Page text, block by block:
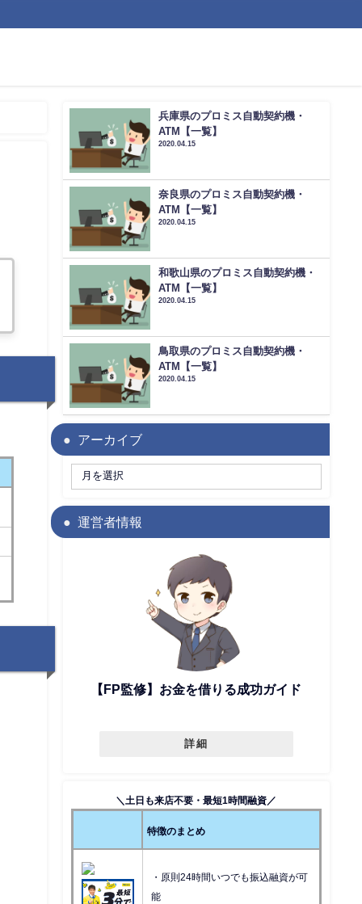
兵庫県のプロミス自動契約機・
ATM【一覧】
2020.04.15
奈良県のプロミス自動契約機・
ATM【一覧】
2020.04.15
和歌山県のプロミス自動契約機・
ATM【一覧】
2020.04.15
鳥取県のプロミス自動契約機・
ATM【一覧】
2020.04.15
アーカイブ
運営者情報
【FP監修】お金を借りる成功ガイド
詳細
＼土日も来店不要・最短1時間融資／
特徴のまとめ
・原則24時間いつでも振込融資が可
能